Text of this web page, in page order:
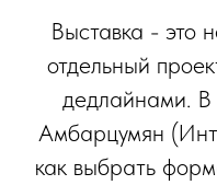
Выставка - это
отдельный
дедлайнами. В
Амбарцумян
как выбрать